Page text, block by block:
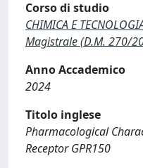
Corso di studio
CHIMICA E
Magistrale (D.M. 270/
Anno Accademico
2024
Titolo inglese
Pharmacological
Receptor GPR150